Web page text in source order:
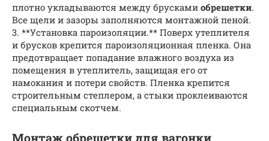
плотно укладываются между брусками обрешетки.
Все щели и зазоры заполняются монтажной пеной.
3. **Установка пароизоляции.** Поверх утеплителя
и брусков крепится пароизоляционная пленка. Она
предотвращает попадание влажного воздуха из
помещения в утеплитель, защищая его от
намокания и потери свойств. Пленка крепится
строительным степлером, а стыки проклеиваются
специальным скотчем.
Монтаж обрешетки для вагонки